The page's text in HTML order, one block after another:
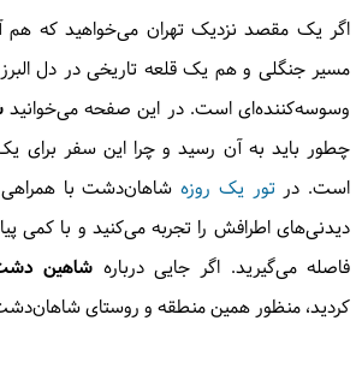
اگر یک مقصد نزدیک تهران می‌خواهید که هم
مسیر جنگلی و هم یک قلعه تاریخی در دل
وسوسه‌کننده‌ای است. در این صفحه می‌خوانید
چطور باید به آن رسید و چرا این سفر برای
است. درتور یک روزهشاهان‌دشت با همراهی
دیدنی‌های اطرافش را تجربه می‌کنید و با کمی
فاصله می‌گیرید. اگر جایی درباره شاهین
کردید، منظور همین منطقه و روستای